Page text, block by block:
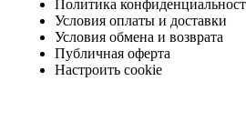
Политика
Условия оплаты и доставки
Условия обмена и возврата
Публичная оферта
Настроить cookie